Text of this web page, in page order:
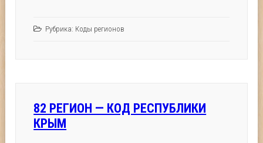
Рубрика: Коды регионов
82 РЕГИОН — КОД РЕСПУБЛИКИ
КРЫМ